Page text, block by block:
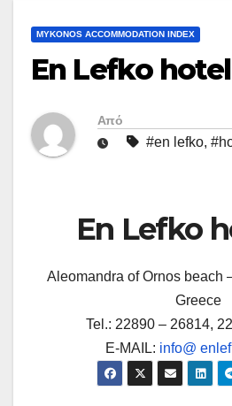
MYKONOS ACCOMMODATION INDEX
En Lefko hotel
Από
#en lefko,
En Lefko
Aleomandra of Ornos beach
Greece
Tel.: 22890 – 26814,
E-MAIL: info@